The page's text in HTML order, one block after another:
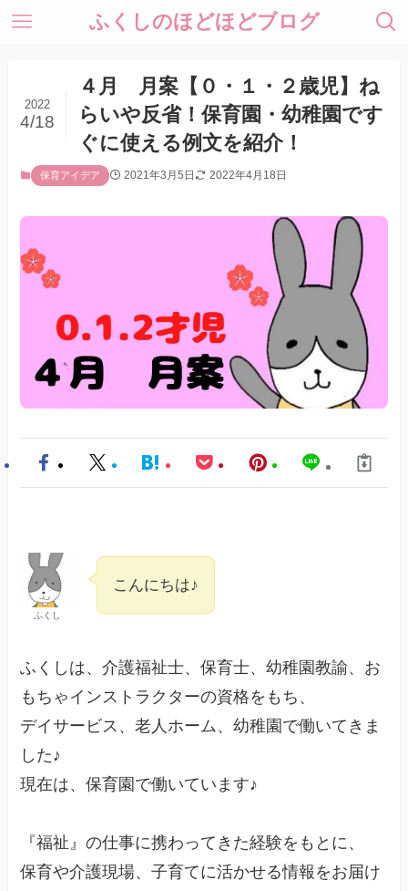
ふくしのほどほどブログ
４月 月案【０・１・２歳児】ね
らいや反省！保育園・幼稚園です
ぐに使える例文を紹介！
2022
4/18
保育アイデア 2021年3月5日 2022年4月18日
ふくし
こんにちは♪
ふくしは、介護福祉士、保育士、幼稚園教諭、お
もちゃインストラクターの資格をもち、
デイサービス、老人ホーム、幼稚園で働いてきま
した♪
現在は、保育園で働いています♪
『福祉』の仕事に携わってきた経験をもとに、
保育や介護現場、子育てに活かせる情報をお届け